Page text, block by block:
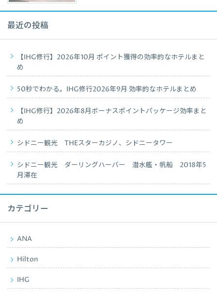
最近の投稿
【IHG修行】2026年10月 ポイント獲得の効率的なホテルまと
め
50秒でわかる。IHG修行2026年9月 効率的なホテルまとめ
【IHG修行】2026年8月ボーナスポイントパッケージ効率まと
め
シドニー観光 THEスターカジノ、シドニータワー
シドニー観光 ダーリングハーバー 潜水艦・帆船 2018年5
月滞在
カテゴリー
ANA
Hilton
IHG